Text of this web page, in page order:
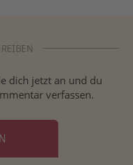
dich jetzt an und du
verfassen.